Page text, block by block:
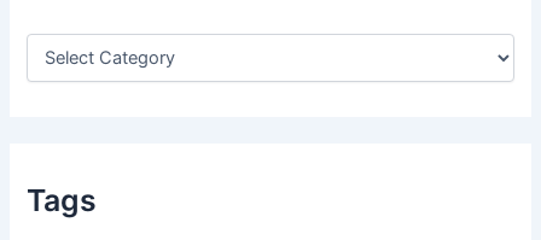
r
Tags